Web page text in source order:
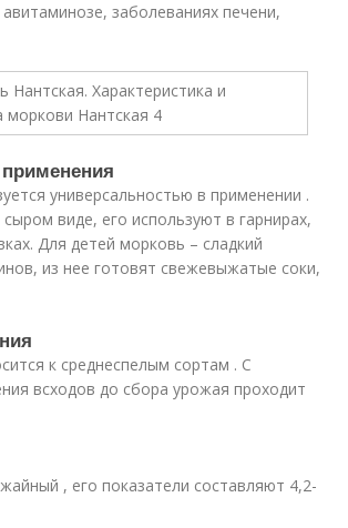
заболеваниях печени,
универсальностью в применении .
виде, его используют в гарнирах,
Для детей морковь – сладкий
из нее готовят свежевыжатые соки,
к среднеспелым сортам . С
всходов до сбора урожая проходит
, его показатели составляют 4,2-